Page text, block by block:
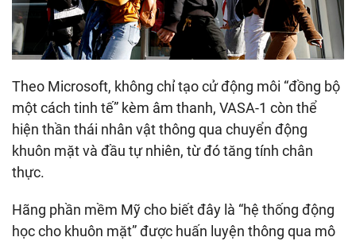
Theo Microsoft, không chỉ tạo cử động môi “đồng bộ
một cách tinh tế” kèm âm thanh, VASA-1 còn thể
hiện thần thái nhân vật thông qua chuyển động
khuôn mặt và đầu tự nhiên, từ đó tăng tính chân
thực.
Hãng phần mềm Mỹ cho biết đây là “hệ thống động
học cho khuôn mặt” được huấn luyện thông qua mô